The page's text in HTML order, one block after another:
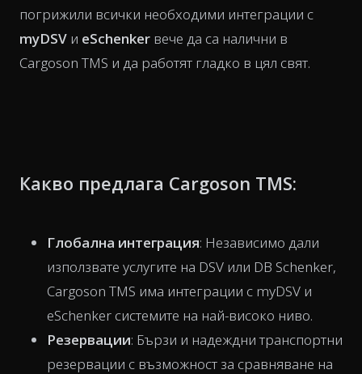
погрижили всички необходими интеграции с
myDSV и eSchenker вече да са налични в
Cargoson TMS и да работят гладко в цял свят.
Какво предлага Cargoson TMS:
Глобална интеграция: Независимо дали
използвате услугите на DSV или DB Schenker,
Cargoson TMS има интеграции с myDSV и
eSchenker системите на най-високо ниво.
Резервации: Бързи и надеждни транспортни
резервации с възможност за сравняване на